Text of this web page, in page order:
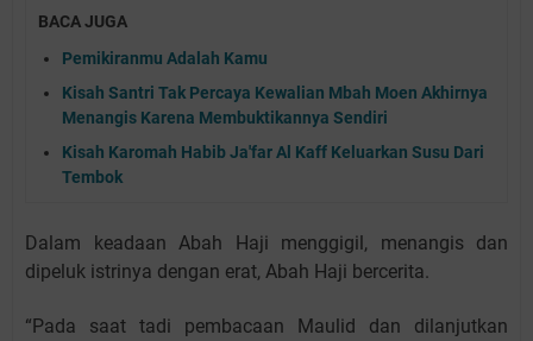
BACA JUGA
Pemikiranmu Adalah Kamu
Kisah Santri Tak Percaya Kewalian Mbah Moen Akhirnya
Menangis Karena Membuktikannya Sendiri
Kisah Karomah Habib Ja'far Al Kaff Keluarkan Susu Dari
Tembok
Dalam keadaan Abah Haji menggigil, menangis dan
dipeluk istrinya dengan erat, Abah Haji bercerita.
“Pada saat tadi pembacaan Maulid dan dilanjutkan